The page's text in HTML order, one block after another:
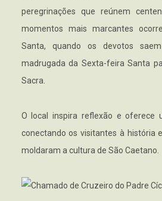
peregrinações que reúnem
momentos mais marcantes
Santa, quando os devotos
madrugada da Sexta-feira Santa
Sacra.
O local inspira reflexão e oferece
conectando os visitantes à história
moldaram a cultura de São Caetano.